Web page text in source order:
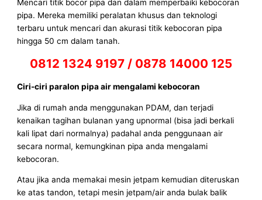
Mencari titik bocor pipa dan dalam memperbaiki kebocoran
pipa. Mereka memiliki peralatan khusus dan teknologi
terbaru untuk mencari dan akurasi titik kebocoran pipa
hingga 50 cm dalam tanah.
0812 1324 9197 / 0878 14000 125
Ciri-ciri paralon pipa air mengalami kebocoran
Jika di rumah anda menggunakan PDAM, dan terjadi
kenaikan tagihan bulanan yang upnormal (bisa jadi berkali
kali lipat dari normalnya) padahal anda penggunaan air
secara normal, kemungkinan pipa anda mengalami
kebocoran.
Atau jika anda memakai mesin jetpam kemudian diteruskan
ke atas tandon, tetapi mesin jetpam/air anda bulak balik